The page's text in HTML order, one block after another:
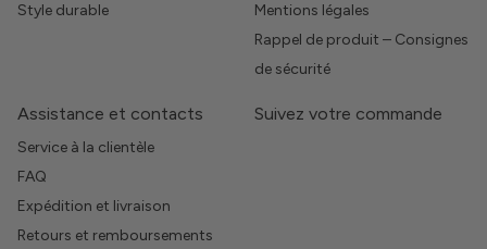
Style durable
Mentions légales
Rappel de produit – Consignes
de sécurité
Assistance et contacts
Service à la clientèle
FAQ
Expédition et livraison
Retours et remboursements
Suivez votre commande